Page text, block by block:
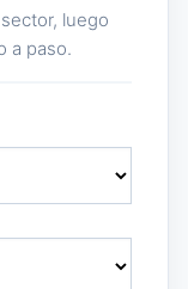
luego
a paso.